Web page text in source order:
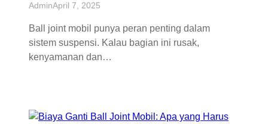
AdminApril 7, 2025
Ball joint mobil punya peran penting dalam
sistem suspensi. Kalau bagian ini rusak,
kenyamanan dan…